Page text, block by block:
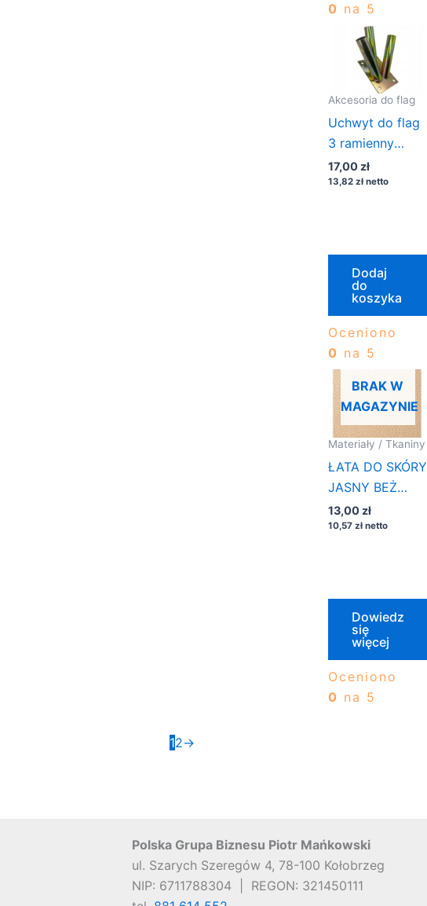
0 na 5
Akcesoria do flag
Uchwyt do flag
3 ramienny
nascienny
Oceniono
0 na 5
17,00 zł
13,82 złnetto
Dodaj
do
koszyka
BRAK W
MAGAZYNIE
Materiały / Tkaniny
ŁATA DO SKÓRY
JASNY BEŻ
20×10
Oceniono
0 na 5
13,00 zł
10,57 złnetto
Dowiedz
się
więcej
12→
Polska Grupa Biznesu Piotr Mańkowski
ul. Szarych Szeregów 4, 78-100 Kołobrzeg
NIP: 6711788304 | REGON: 321450111